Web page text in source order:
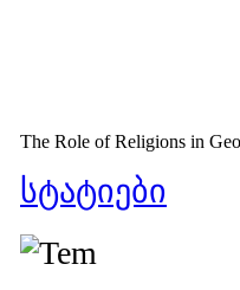
The Role of Religions in
სტატიები